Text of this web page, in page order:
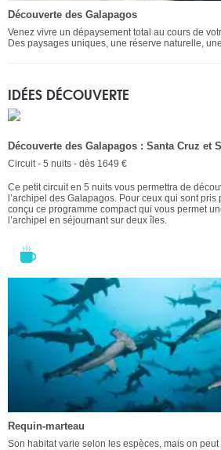
Découverte des Galapagos
Venez vivre un dépaysement total au cours de
Des paysages uniques, une réserve naturelle, une
IDÉES DÉCOUVERTE
Découverte des Galapagos : Santa Cruz et
Circuit - 5 nuits - dès 1649 €
Ce petit circuit en 5 nuits vous permettra de
l’archipel des Galapagos. Pour ceux qui sont pris
conçu ce programme compact qui vous permet
l’archipel en séjournant sur deux îles.
Requin-marteau
Son habitat varie selon les espèces, mais on